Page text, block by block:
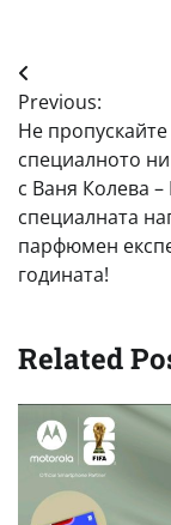
Навигация
Previous:
Не пропускайте
специалното
с Ваня Колева –
специалната
парфюмен
годината!
Related